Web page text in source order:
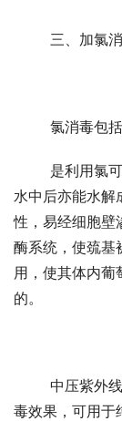
三、加氯
氯消毒包
水中后亦能水解
性，易经细胞壁
酶系统，使巯基
用，使其体内葡
的。
毒效果，可用于